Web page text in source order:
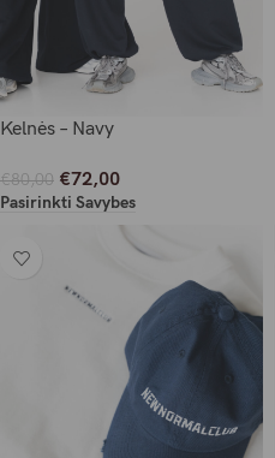
Kelnės – Navy
€80,00 €72,00
Pasirinkti Savybes